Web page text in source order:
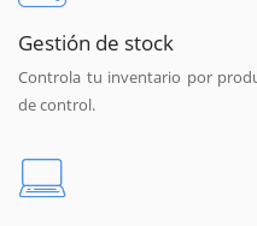
Gestión de stock
Controla tu inventario por
de control.